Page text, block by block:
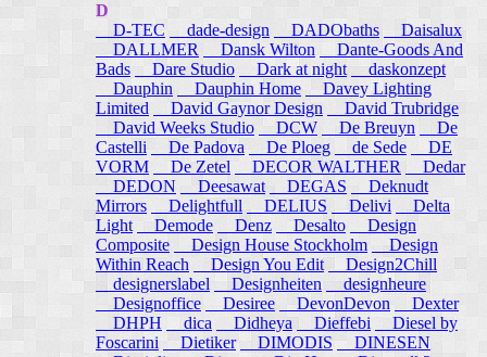
D
D-TEC
dade-design DADObaths
Daisalux
DALLMER
Dansk Wilton
Dante-Goods And
Bads
Dare Studio Dark at night
daskonzept
Dauphin
Dauphin Home
Davey Lighting
Limited
David Gaynor Design
David Trubridge
David Weeks Studio
DCW De Breuyn
De
Castelli
De Padova De Ploeg de Sede
DE
VORM
De Zetel DECOR WALTHER
Dedar
DEDON
Deesawat DEGAS
Deknudt
Mirrors
Delightfull DELIUS Delivi
Delta
Light
Demode Denz Desalto
Design
Composite
Design House Stockholm
Design
Within Reach
Design You Edit
Design2Chill
designerslabel
Designheiten
designheure
Designoffice
Desiree DevonDevon
Dexter
DHPH
dica Didheya Dieffebi
Diesel by
Foscarini
Dietiker DIMODIS
DINESEN